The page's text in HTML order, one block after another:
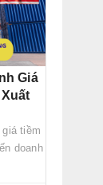
Giá
tiềm
doanh